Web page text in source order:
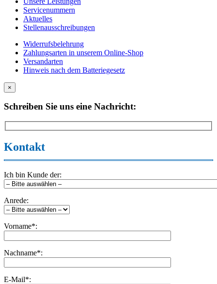
Servicenummern
Aktuelles
Stellenausschreibungen
Widerrufsbelehrung
Zahlungsarten in unserem Online-Shop
Versandarten
Hinweis nach dem Batteriegesetz
×
Schreiben Sie uns eine Nachricht:
Kontakt
Ich bin Kunde der:
Anrede:
Vorname*:
Nachname*:
E-Mail*: